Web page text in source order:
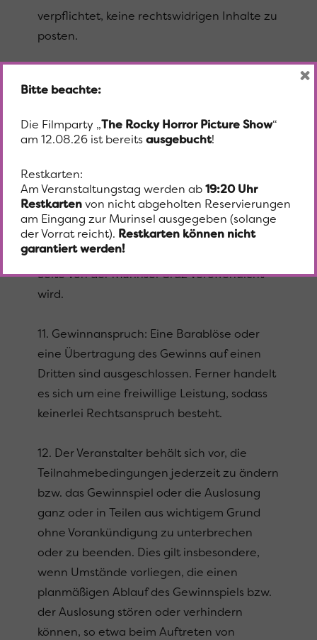
verpflichtet, keine rechtswidrigen Inhalte zu
posten.
Facebook- oder Instagram Seite der
https://www.facebook.com/murinselgraz
Veröffentlichung erklären sich die
Teilnehmenden ausdrücklich damit
einverstanden, dass der
Facebook/Instagram-Name im Falle eines
Gewinnes auf der Facebook/Instagram-
Seite von der Murinsel Graz veröffentlicht
wird.
11. Gewinnanspruch: Eine Barablöse oder
eine Übertragung des Gewinns auf einen
Dritten sind ausgeschlossen. Ferner handelt
es sich um eine freiwillige Leistung, sodass
keinerlei Rechtsanspruch besteht.
12. Der Veranstalter behält sich vor, die
Teilnahmebedingungen jederzeit zu ändern
bzw. das Gewinnspiel oder die Auslosung
ganz oder in Teilen aus wichtigem Grund
ohne Vorankündigung zu unterbrechen
oder zu beenden. Dies gilt insbesondere,
wenn Umstände vorliegen, die einen
planmäßigen Ablauf des Gewinnspiels bzw.
der Auslosung stören oder verhindern
können, so etwa beim Auftreten von
Bitte beachte:
Die Filmparty „The Rocky Horror Picture Show“
am 12.08.26 ist bereitsausgebucht!
Restkarten:
Am Veranstaltungstag werden ab19:20 Uhr
Restkartenvon nicht abgeholten Reservierungen
am Eingang zur Murinsel ausgegeben (solange
der Vorrat reicht). Restkarten können nicht
garantiert werden!
×